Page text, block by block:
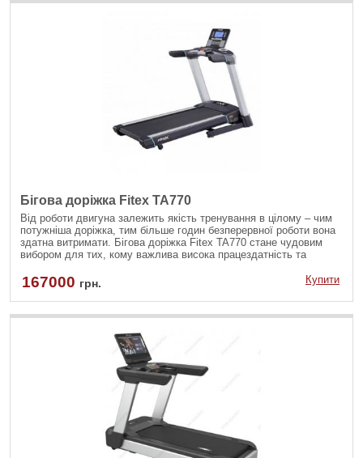
Бігова доріжка Fitex TA770
Від роботи двигуна залежить якість тренування в цілому – чим
потужніша доріжка, тим більше годин безперервної роботи вона
здатна витримати. Бігова доріжка Fitex TA770 стане чудовим
вибором для тих, кому важлива висока працездатність та
167000 грн. Купити